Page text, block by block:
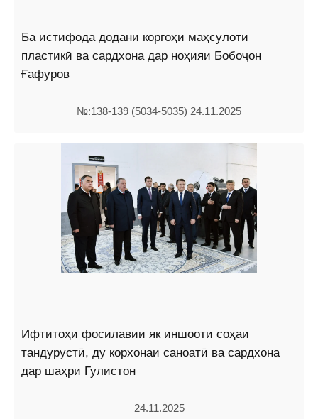
Ба истифода додани коргоҳи маҳсулоти
пластикӣ ва сардхона дар ноҳияи Бобоҷон
Ғафуров
№:138-139 (5034-5035) 24.11.2025
Ифтитоҳи фосилавии як иншооти соҳаи
тандурустӣ, ду корхонаи саноатӣ ва сардхона
дар шаҳри Гулистон
24.11.2025